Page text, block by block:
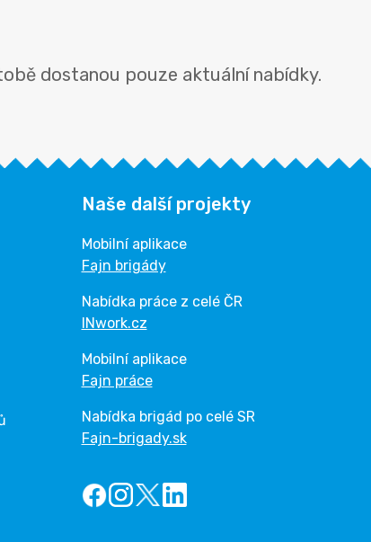
dostanou pouze aktuální nabídky.
Naše další projekty
Mobilní aplikace
Fajn brigády
Nabídka práce z celé ČR
INwork.cz
Mobilní aplikace
Fajn práce
Nabídka brigád po celé SR
Fajn-brigady.sk